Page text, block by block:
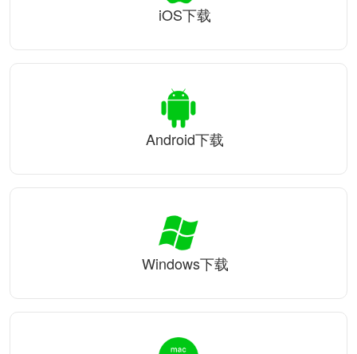
iOS下载
Android下载
Windows下载